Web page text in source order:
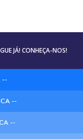
JÁ! CONHEÇA-NOS!
--
--
--